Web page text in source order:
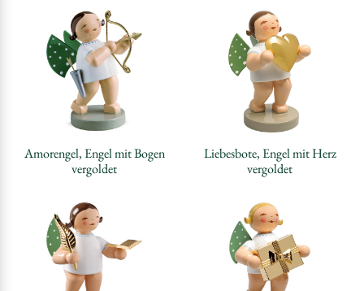
Amorengel, Engel mit Bogen
vergoldet
Liebesbote, Engel mit Herz
vergoldet